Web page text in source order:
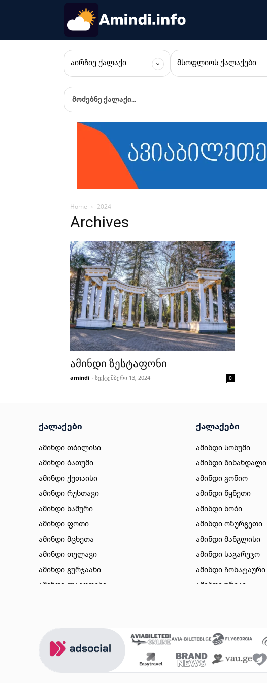
ᲐᲘᲠᲩᲘᲔ ᲥᲐᲚᲐᲥᲘ ᲛᲡᲝᲤᲚᲘᲝᲡ ᲥᲐᲚᲐᲥᲔᲑᲘ
მოძებნე ქალაქი...
Home 2024
Archives
ამინდი ზესტაფონი
amindi - სექტემბერი 13, 2024 0
ქალაქები
ამინდი თბილისი
ამინდი ბათუმი
ამინდი ქუთაისი
ამინდი რუსთავი
ამინდი ხაშური
ამინდი ფოთი
ამინდი მცხეთა
ამინდი თელავი
ამინდი გურჯაანი
ამინდი ლაგოდეხი
ამინდი აბასთუმანი
ამინდი მესტია
ქალაქები
ამინდი სოხუმი
ამინდი წინანდალი
ამინდი გონიო
ამინდი წყნეთი
ამინდი ხობი
ამინდი ოზურგეთი
ამინდი მანგლისი
ამინდი საგარეჯო
ამინდი ჩოხატაური
ამინდი ურეკი
ამინდი გორი
ამინდი ბაკურიანი
ამინდი თიანეთი